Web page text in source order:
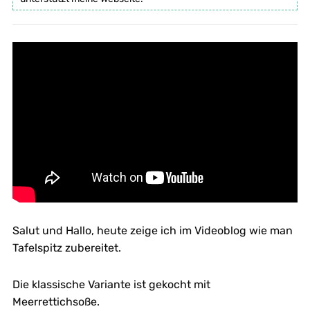
Salut und Hallo, heute zeige ich im Videoblog wie man
Tafelspitz zubereitet.
Die klassische Variante ist gekocht mit
Meerrettichsoße.